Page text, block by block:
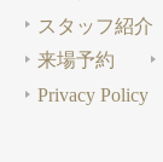
スタッフ紹介
来場予約
Privacy Policy